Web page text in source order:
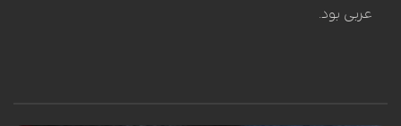
عربی بود.